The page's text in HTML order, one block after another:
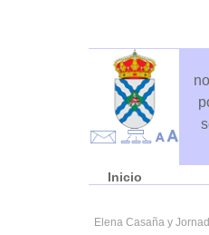
Inicio
Elena Casaña y